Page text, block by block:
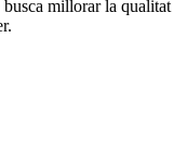
busca millorar la qualitat